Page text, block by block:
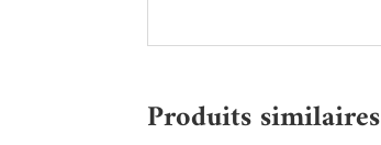
Produits similaires